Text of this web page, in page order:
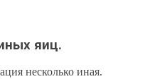
яиц.
несколько иная.